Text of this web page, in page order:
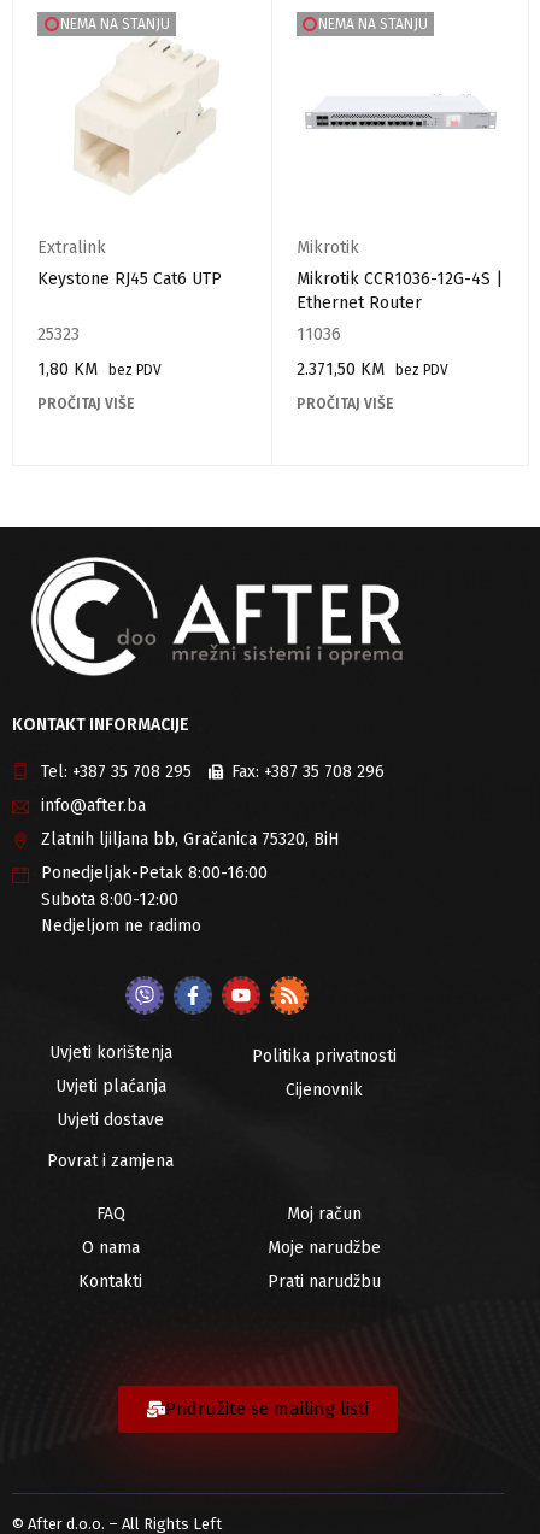
NEMA NA STANJU
Extralink
Keystone RJ45 Cat6 UTP
25323
1,80 KM
bez PDV
PROČITAJ VIŠE
NEMA NA STANJU
Mikrotik
Mikrotik CCR1036-12G-4S |
Ethernet Router
11036
2.371,50 KM
bez PDV
PROČITAJ VIŠE
KONTAKT INFORMACIJE
Tel: +387 35 708 295 Fax: +387 35 708 296
info@after.ba
Zlatnih ljiljana bb, Gračanica 75320, BiH
Ponedjeljak-Petak 8:00-16:00
Subota 8:00-12:00
Nedjeljom ne radimo
Uvjeti korištenja
Uvjeti plaćanja
Uvjeti dostave
Povrat i zamjena
Politika privatnosti
Cijenovnik
FAQ
O nama
Kontakti
Moj račun
Moje narudžbe
Prati narudžbu
Pridružite se mailing listi
© After d.o.o. – All Rights Left